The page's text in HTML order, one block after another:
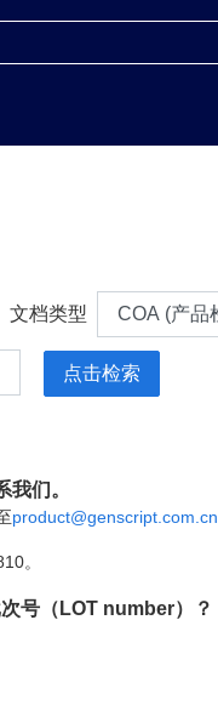
文档类型
们。
product@genscript.com.cn
。
号（LOT number）？